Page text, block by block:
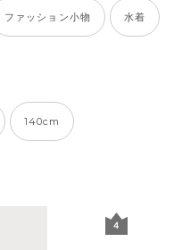
ファッション小物 水着
140cm
４